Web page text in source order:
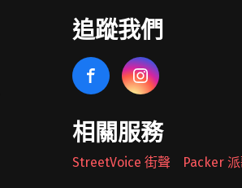
追蹤我們
相關服務
StreetVoice 街聲 Packer